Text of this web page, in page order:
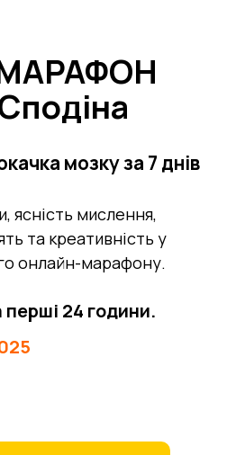
мозку за 7 днів
ясність мислення,
та креативність у
онлайн-марафону.
24 години.